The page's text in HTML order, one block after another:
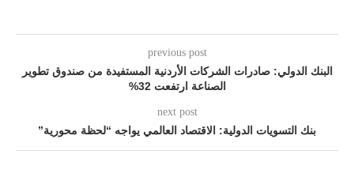
previous post
البنك الدولي: صادرات الشركات الأردنية المستفيدة من صندوق تطوير
الصناعة ارتفعت 32%
next post
بنك التسويات الدولية: الاقتصاد العالمي يواجه “لحظة محورية”